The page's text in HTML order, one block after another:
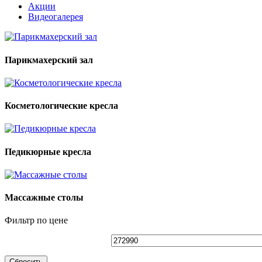
Акции
Видеогалерея
Парикмахерский зал
Косметологические кресла
Педикюрные кресла
Массажные столы
Фильтр по цене